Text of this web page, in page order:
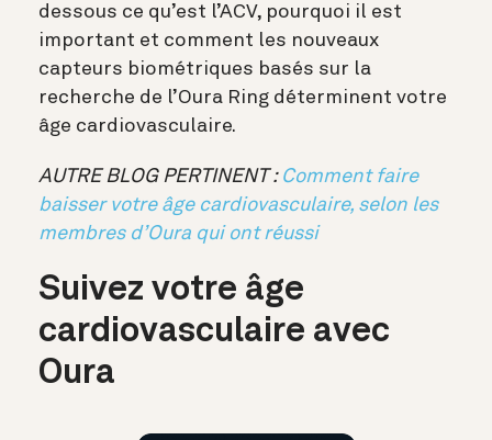
dessous ce qu’est l’ACV, pourquoi il est
important et comment les nouveaux
capteurs biométriques basés sur la
recherche de l’Oura Ring déterminent votre
âge cardiovasculaire.
AUTRE BLOG PERTINENT : Comment faire
baisser votre âge cardiovasculaire, selon les
membres d’Oura qui ont réussi
Suivez votre âge
cardiovasculaire avec
Oura